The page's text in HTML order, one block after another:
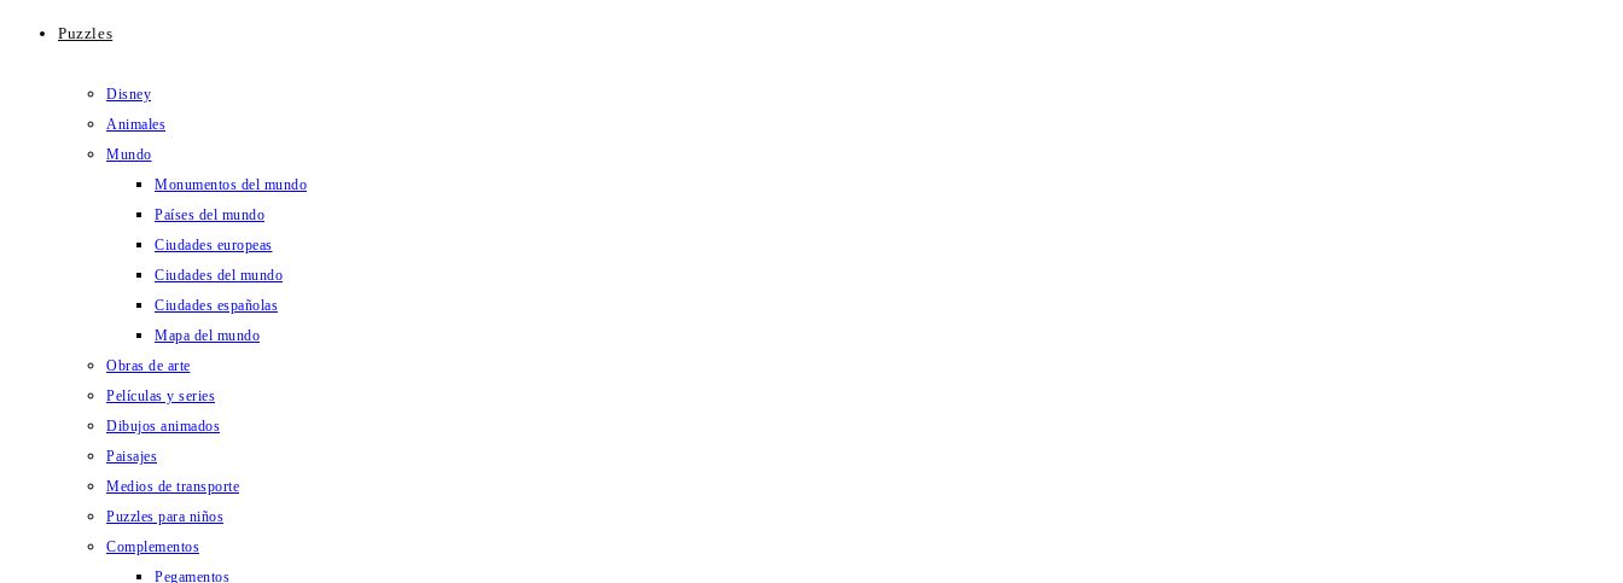
Puzzles
Disney
Animales
Mundo
Monumentos del mundo
Países del mundo
Ciudades europeas
Ciudades del mundo
Ciudades españolas
Mapa del mundo
Obras de arte
Películas y series
Dibujos animados
Paisajes
Medios de transporte
Puzzles para niños
Complementos
Pegamentos